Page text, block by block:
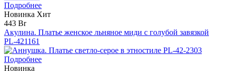
Подробнее
Новинка Хит
443 Br
Акулина. Платье женское льняное миди с голубой завязкой
PL-421161
Подробнее
Новинка